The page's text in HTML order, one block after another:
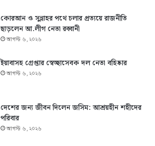
কোরআন ও সুন্নাহর পথে চলার প্রত্যয়ে রাজনীতি
ছাড়লেন আ.লীগ নেতা রব্বানী
আগস্ট ৬, ২০২৬
ইয়াবাসহ গ্রেপ্তার স্বেচ্ছাসেবক দল নেতা বহিষ্কার
আগস্ট ৬, ২০২৬
দেশের জন্য জীবন দিলেন জসিম: আশ্রয়হীন শহীদের
পরিবার
আগস্ট ৬, ২০২৬